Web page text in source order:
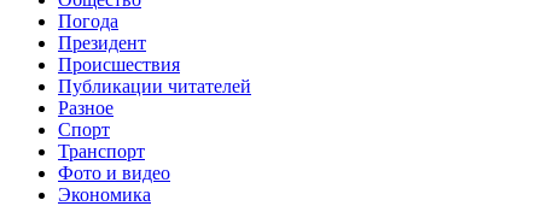
Погода
Президент
Происшествия
Публикации читателей
Разное
Спорт
Транспорт
Фото и видео
Экономика